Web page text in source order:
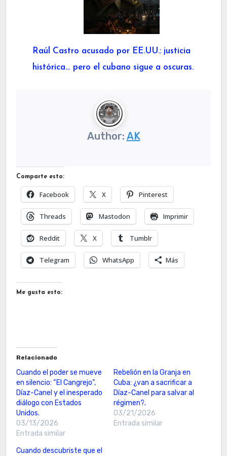
Raúl Castro acusado por EE.UU.: justicia
histórica… pero el cubano sigue a oscuras.
Author: AK
Comparte esto:
Facebook X Pinterest
Threads Mastodon Imprimir
Reddit X Tumblr
Telegram WhatsApp Más
Me gusta esto:
Relacionado
Cuando el poder se mueve
en silencio: “El Cangrejo”,
Díaz-Canel y el inesperado
diálogo con Estados
Unidos.
03/13/2026
Entrada similar
Rebelión en la Granja en
Cuba: ¿van a sacrificar a
Díaz-Canel para salvar al
régimen?.
03/21/2026
Entrada similar
Cuando descubriste que el